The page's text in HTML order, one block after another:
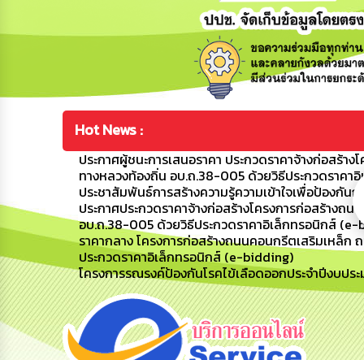
Hot News :
ประกาศผู้ชนะการเสนอราคา ประกวดราคาจ้างก่อสร้
ทางหลวงท้องถิ่น อบ.ถ.38-005 ด้วยวิธีประกวดราคา
ประชาสัมพันธ์การสร้างความรู้ความเข้าใจเพื่อป้องกัน
ประกาศประกวดราคาจ้างก่อสร้างโครงการก่อสร้างถ
อบ.ถ.38-005 ด้วยวิธีประกวดราคาอิเล็กทรอนิกส์ (e-
ราคากลาง โครงการก่อสร้างถนนคอนกรีตเสริมเหล็
ประกวดราคาอิเล็กทรอนิกส์ (e-bidding)
โครงการรณรงค์ป้องกันโรคไข้เลือดออกประจำปีงบปร